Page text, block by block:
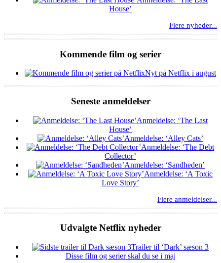
House’
Flere nyheder...
Kommende film og serier
Nyt på Netflix i august
Seneste anmeldelser
Anmeldelse: ‘The Last
House’
Anmeldelse: ‘Alley Cats’
Anmeldelse: ‘The Debt
Collector’
Anmeldelse: ‘Sandheden’
Anmeldelse: ‘A Toxic
Love Story’
Flere anmeldelser...
Udvalgte Netflix nyheder
Trailer til ‘Dark’ sæson 3
Disse film og serier skal du se i maj